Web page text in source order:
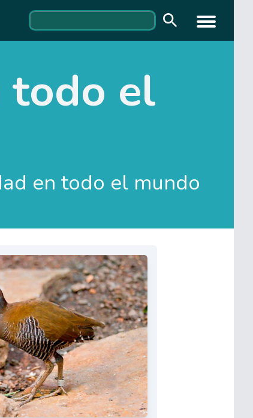
todo el
en todo el mundo